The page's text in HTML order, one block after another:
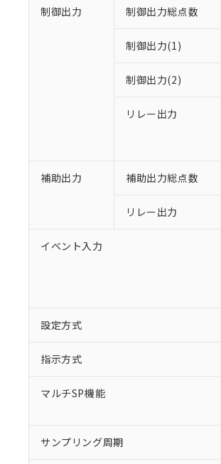
制御出力 制御出力総点数
制御出力(1)
制御出力(2)
リレー出力
補助出力 補助出力総点数
リレー出力
イベント入力
設定方式
指示方式
マルチSP機能
サンプリング周期